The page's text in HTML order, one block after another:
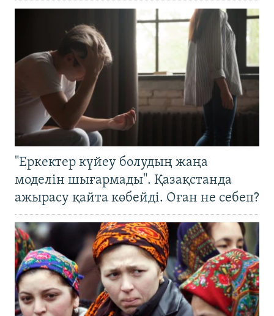
"Еркектер күйеу болудың жаңа
моделін шығармады". Қазақстанда
ажырасу қайта көбейді. Оған не себеп?